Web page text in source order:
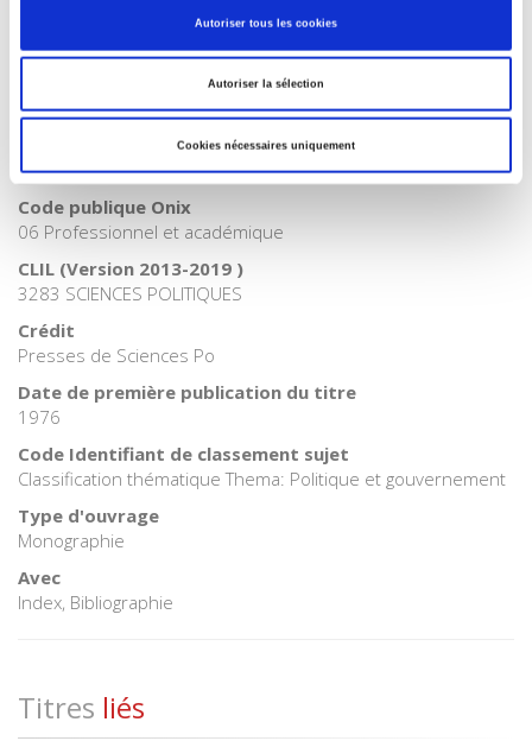
Autoriser tous les cookies
Autoriser la sélection
Cookies nécessaires uniquement
Internet Hierarchy>International
Internet Hierarchy>Politique
BISAC Subject Heading
POL000000 POLITICAL SCIENCE
Code publique Onix
06 Professionnel et académique
CLIL (Version 2013-2019 )
3283 SCIENCES POLITIQUES
Crédit
Presses de Sciences Po
Date de première publication du titre
1976
Code Identifiant de classement sujet
Classification thématique Thema: Politique et gouvernement
Type d'ouvrage
Monographie
Avec
Index, Bibliographie
Titres liés